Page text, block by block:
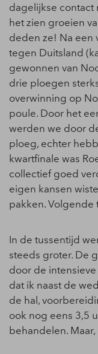
dagelijkse contact
het zien groeien
deden ze! Na een
tegen Duitsland
gewonnen van
drie ploegen
overwinning op
poule. Door het
werden we door
ploeg, echter
kwartfinale was
collectief goed
eigen kansen
pakken.
In de tussentijd
steeds groter. De
door de
dat ik naast de
de hal,
ook nog eens 3,5
behandelen.